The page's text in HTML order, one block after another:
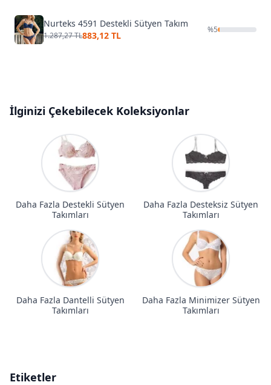
Nurteks 4591 Destekli Sütyen Takım
1.287,27 TL883,12 TL
%5
İlginizi Çekebilecek Koleksiyonlar
Daha Fazla Destekli Sütyen
Takımları
Daha Fazla Desteksiz Sütyen
Takımları
Daha Fazla Dantelli Sütyen
Takımları
Daha Fazla Minimizer Sütyen
Takımları
Etiketler